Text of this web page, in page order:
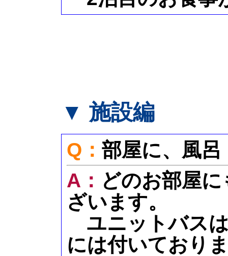
▼ 施設編
Q： 部屋に、風
A： どのお部屋
ざいます。
ユニットバス
には付いており